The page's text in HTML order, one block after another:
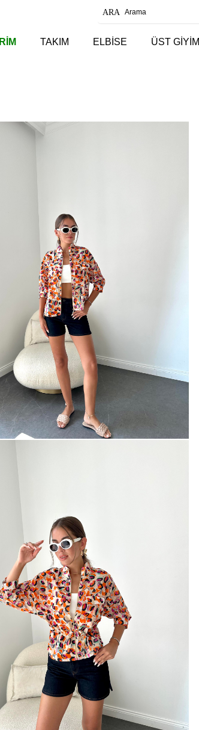
TAKIM ELBİSE ÜST GİYİM